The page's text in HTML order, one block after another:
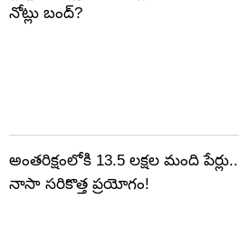
నోట్లు బంద్‌?
అంతరిక్షంలోకి 13.5 లక్షల మంది పేర్లు..
నాసా సరికొత్త ప్రయోగం!